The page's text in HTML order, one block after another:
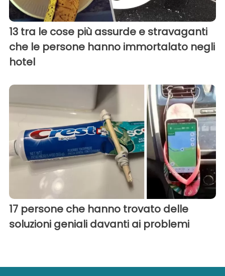
13 tra le cose più assurde e stravaganti
che le persone hanno immortalato negli
hotel
17 persone che hanno trovato delle
soluzioni geniali davanti ai problemi